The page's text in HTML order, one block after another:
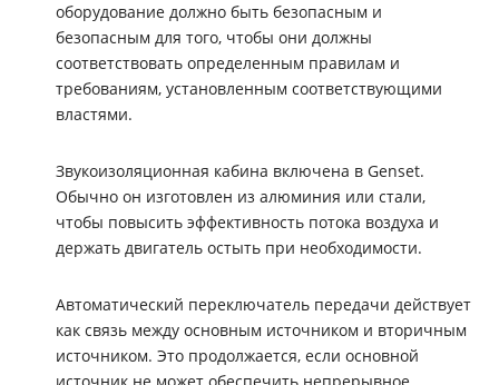
оборудование должно быть безопасным и
безопасным для того, чтобы они должны
соответствовать определенным правилам и
требованиям, установленным соответствующими
властями.
Звукоизоляционная кабина включена в Genset.
Обычно он изготовлен из алюминия или стали,
чтобы повысить эффективность потока воздуха и
держать двигатель остыть при необходимости.
Автоматический переключатель передачи действует
как связь между основным источником и вторичным
источником. Это продолжается, если основной